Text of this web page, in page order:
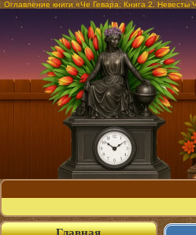
Оглавление книги «Че Гевара. Книга 2.